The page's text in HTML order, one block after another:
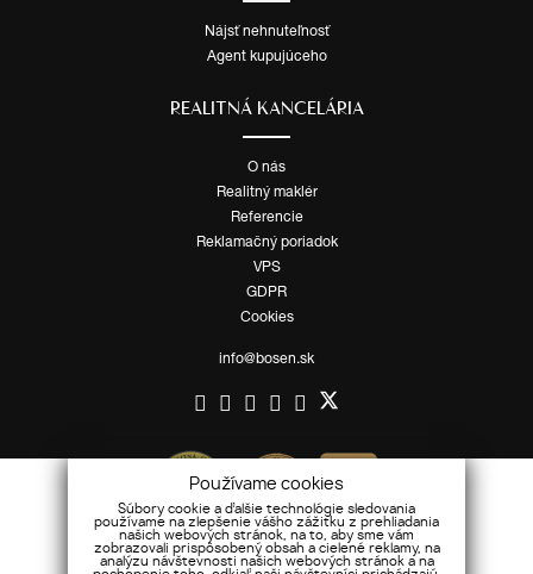
Používame cookies
Súbory cookie a ďalšie technológie sledovania
používame na zlepšenie vášho zážitku z prehliadania
našich webových stránok, na to, aby sme vám
zobrazovali prispôsobený obsah a cielené reklamy, na
analýzu návštevnosti našich webových stránok a na
Nájsť nehnuteľnosť
Agent kupujúceho
REALITNÁ KANCELÁRIA
O nás
Realitný maklér
Referencie
Reklamačný poriadok
VPS
GDPR
Cookies
info@bosen.sk